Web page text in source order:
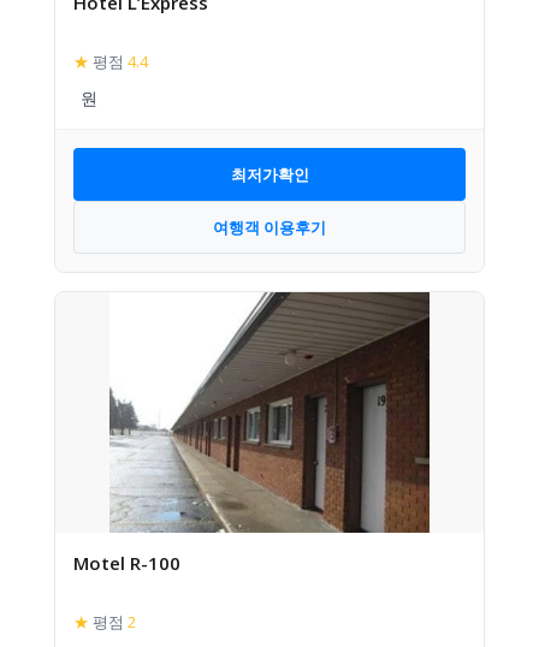
★ 평점 4.4
최저가확인
여행객 이용후기
Motel R-100
★ 평점 2